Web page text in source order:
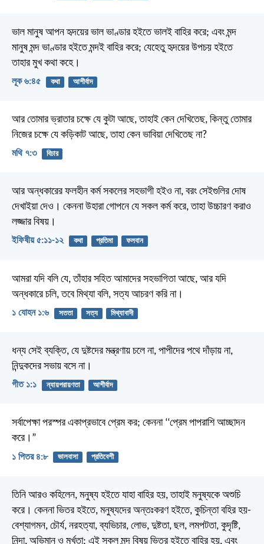
ভাল মানুষ আপন হৃদয়ের ভাল ভাণ্ডার হইতে ভালই বাহির করে; এবং মন্দ
মানুষ মন্দ ভাণ্ডার হইতে মন্দই বাহির করে; যেহেতু হৃদয়ের উপচয় হইতে
তাহার মুখ কথা কহে।
লূক ৬:৪৫ কথা আশীর্বাদ
আর তোমার ভ্রাতার চক্ষে যে কুটা আছে, তাহাই কেন দেখিতেছ, কিন্তু তোমার
নিজের চক্ষে যে কড়িকাট আছে, তাহা কেন ভাবিয়া দেখিতেছ না?
মথি ৭:৩ বিচার
আর অন্ধকারের ফলহীন কর্ম সকলের সহভাগী হইও না, বরং সেইগুলির দোষ
দেখাইয়া দেও। কেননা উহারা গোপনে যে সকল কর্ম করে, তাহা উচ্চারণ করাও
লজ্জার বিষয়।
ইফিষীয় ৫:১১-১২ কথা প্রতিমা ফলবান
আমরা যদি বলি যে, তাঁহার সহিত আমাদের সহভাগিতা আছে, আর যদি
অন্ধকারে চলি, তবে মিথ্যা বলি, সত্য আচরণ করি না।
১ যোহন ১:৬ সততা সত্য মিথ্যাবাদী
ধন্য সেই ব্যক্তি, যে দুষ্টদের মন্ত্রণায় চলে না, পাপীদের পথে দাঁড়ায় না,
নিন্দুকদের সভায় বসে না।
গীত ১:১ ন্যায়পরায়ণতা আশীর্বাদ
সর্বাপেক্ষা পরস্পর একাপ্রভাবে প্রেম কর; কেননা ‘‘প্রেম পাপরাশি আচ্ছাদন
করে।”
১ পিতর ৪:৮ ভালবাসা প্রতিবেশী
তিনি আরও কহিলেন, মনুষ্য হইতে যাহা বাহির হয়, তাহাই মনুষ্যকে অশুচি
করে। কেননা ভিতর হইতে, মনুষ্যদের অন্তঃকরণ হইতে, কুচিন্তা বহির হয়-
বেশ্যাগমন, চৌর্য, নরহত্যা, ব্যভিচার, লোভ, দুষ্টতা, ছল, লমপটতা, কুদৃষ্টি,
নিন্দা, অভিমান ও মূর্খতা; এই সকল মন্দ বিষয় ভিতর হইতে বাহির হয়, এবং